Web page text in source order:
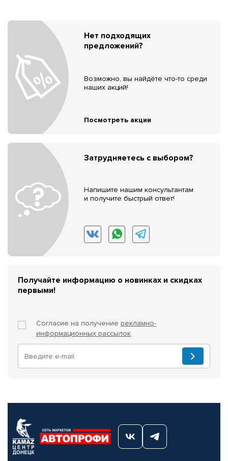
Нет подходящих
предложений?
Возможно, вы найдёте что-то среди
наших акций!
Посмотреть акции
Затрудняетесь с выбором?
Напишите нашим консультантам
и получите быстрый ответ!
Получайте информацию о новинках и скидках
первыми!
Согласие на получение рекламно-
информационных рассылок